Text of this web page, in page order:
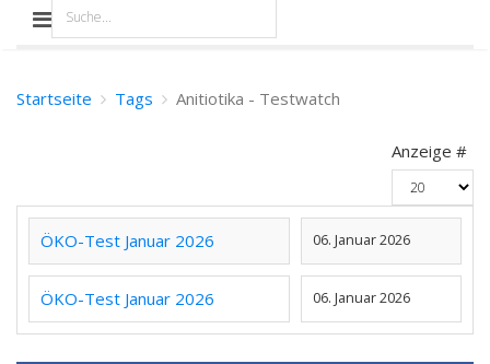
Startseite Tags Anitiotika - Testwatch
Anzeige #
ÖKO-Test Januar 2026 06. Januar 2026
ÖKO-Test Januar 2026 06. Januar 2026